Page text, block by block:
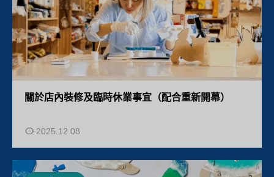
關於店內裝修及臨時休業事宜（配合重新開幕）
2025.12.08